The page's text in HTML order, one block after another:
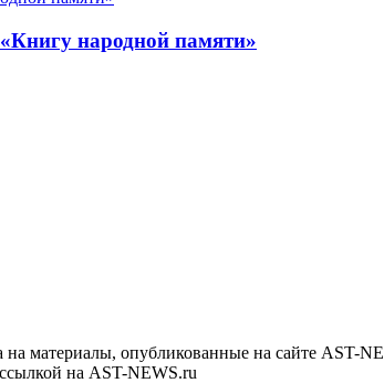
народной памяти»
материалы, опубликованные на сайте AST-
на AST-NEWS.ru